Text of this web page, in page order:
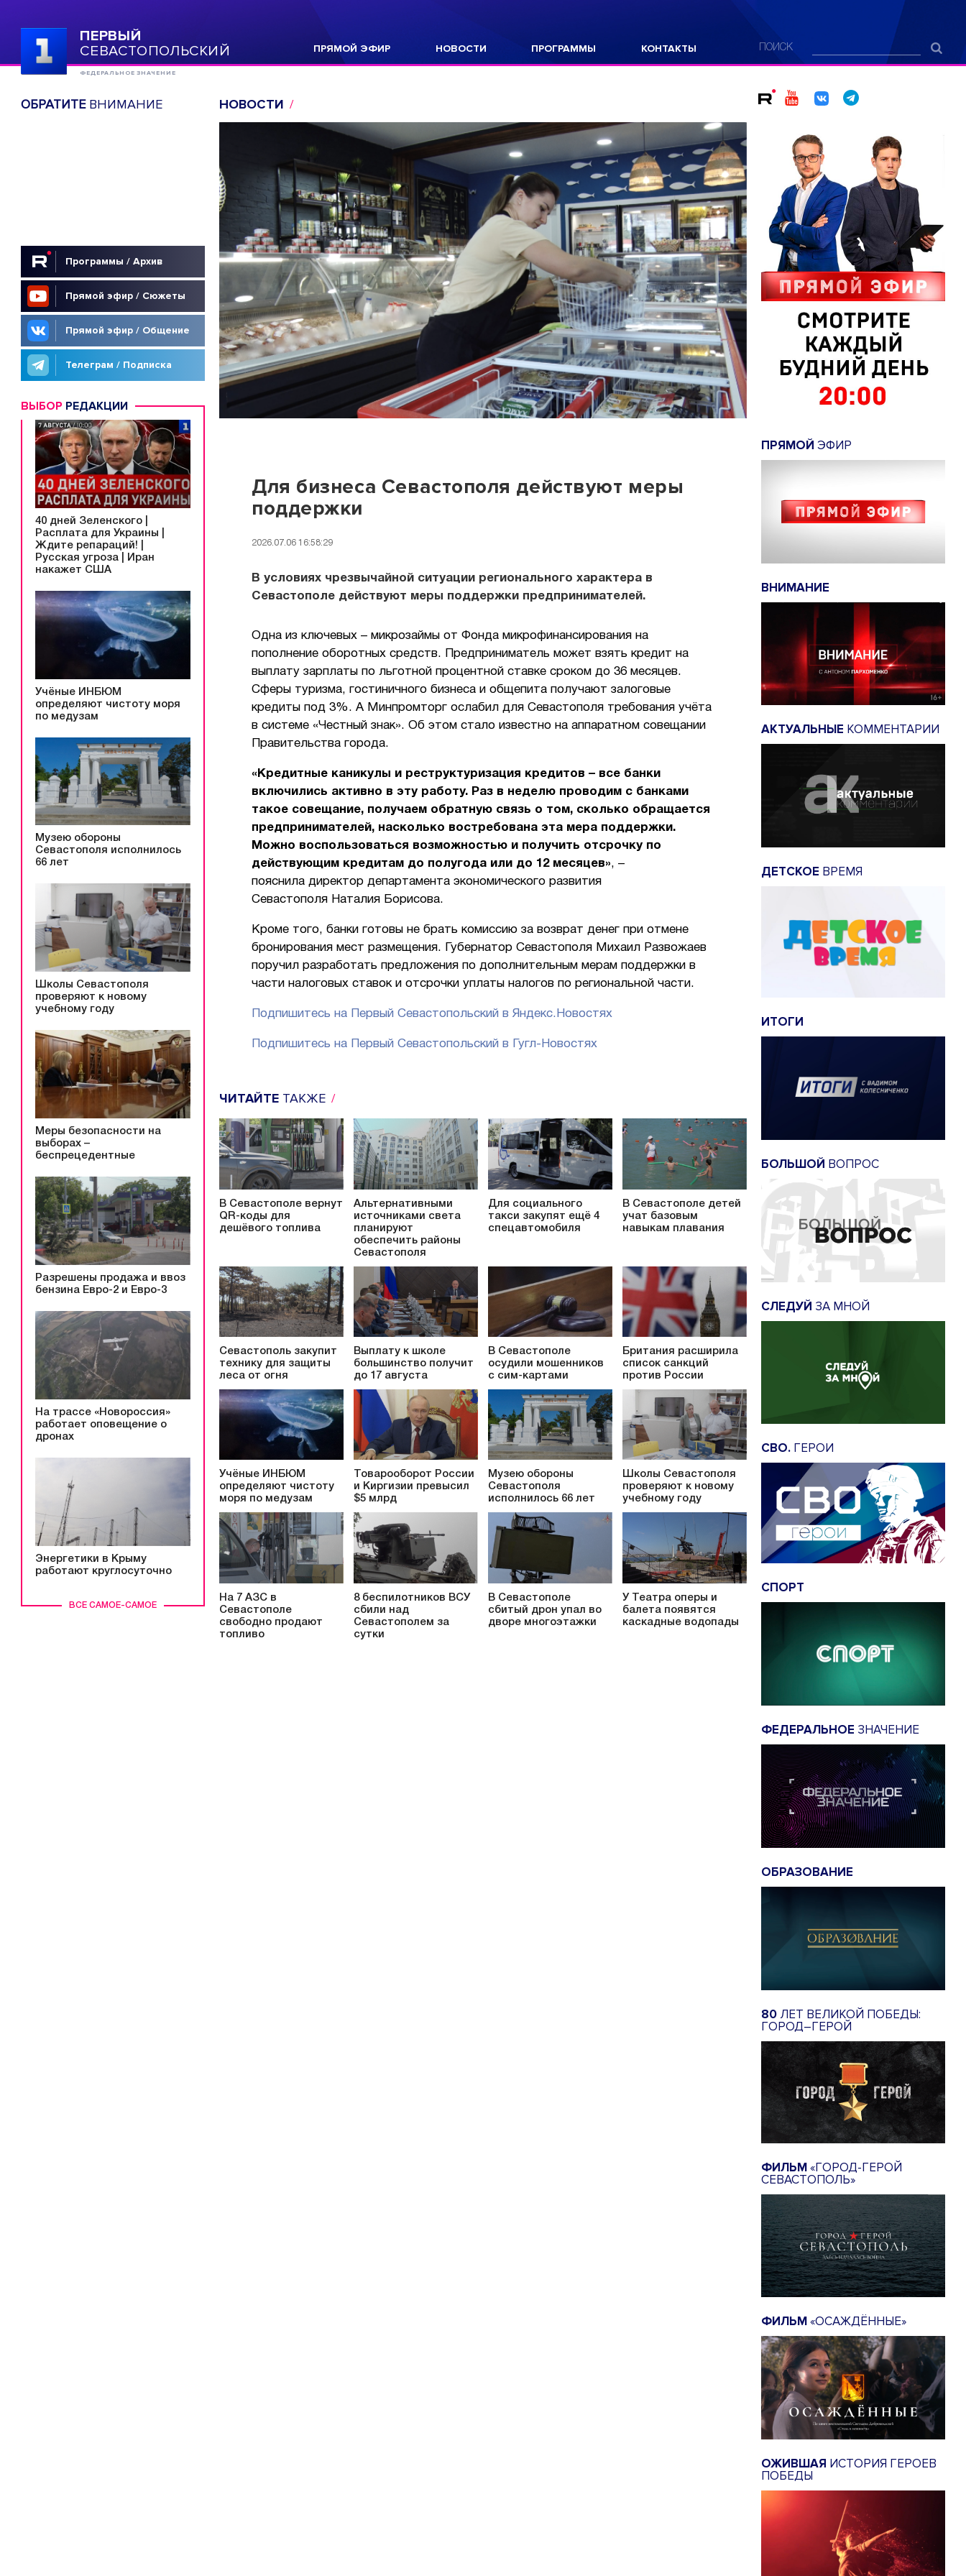
ПЕРВЫЙ
СЕВАСТОПОЛЬСКИЙ
ФЕДЕРАЛЬНОЕ ЗНАЧЕНИЕ
ПРЯМОЙ ЭФИР НОВОСТИ ПРОГРАММЫ КОНТАКТЫ ПОИСК
ОБРАТИТЕВНИМАНИЕ
Программы / Архив
Прямой эфир / Сюжеты
Прямой эфир / Общение
Телеграм / Подписка
ВЫБОР РЕДАКЦИИ
ВСЕ САМОЕ-САМОЕ
40 дней Зеленского |
Расплата для Украины |
Ждите репараций! |
Русская угроза | Иран
накажет США
Учёные ИНБЮМ
определяют чистоту моря
по медузам
Музею обороны
Севастополя исполнилось
66 лет
Школы Севастополя
проверяют к новому
учебному году
Меры безопасности на
выборах –
беспрецедентные
Разрешены продажа и ввоз
бензина Евро-2 и Евро-3
На трассе «Новороссия»
работает оповещение о
дронах
Энергетики в Крыму
работают круглосуточно
НОВОСТИ
Для бизнеса Севастополя действуют меры
поддержки
2026.07.06 16:58:29
В условиях чрезвычайной ситуации регионального характера в
Севастополе действуют меры поддержки предпринимателей.
Одна из ключевых – микрозаймы от Фонда микрофинансирования на
пополнение оборотных средств. Предприниматель может взять кредит на
выплату зарплаты по льготной процентной ставке сроком до 36 месяцев.
Сферы туризма, гостиничного бизнеса и общепита получают залоговые
кредиты под 3%. А Минпромторг ослабил для Севастополя требования учёта
в системе «Честный знак». Об этом стало известно на аппаратном совещании
Правительства города.
«Кредитные каникулы и реструктуризация кредитов – все банки
включились активно в эту работу. Раз в неделю проводим с банками
такое совещание, получаем обратную связь о том, сколько обращается
предпринимателей, насколько востребована эта мера поддержки.
Можно воспользоваться возможностью и получить отсрочку по
действующим кредитам до полугода или до 12 месяцев», –
пояснила директор департамента экономического развития
Севастополя Наталия Борисова.
Кроме того, банки готовы не брать комиссию за возврат денег при отмене
бронирования мест размещения. Губернатор Севастополя Михаил Развожаев
поручил разработать предложения по дополнительным мерам поддержки в
части налоговых ставок и отсрочки уплаты налогов по региональной части.
Подпишитесь на Первый Севастопольский в Яндекс.Новостях
Подпишитесь на Первый Севастопольский в Гугл-Новостях
ЧИТАЙТЕ ТАКЖЕ
В Севастополе вернут
QR-коды для
дешёвого топлива
Альтернативными
источниками света
планируют
обеспечить районы
Севастополя
Для социального
такси закупят ещё 4
спецавтомобиля
В Севастополе детей
учат базовым
навыкам плавания
Севастополь закупит
технику для защиты
леса от огня
Выплату к школе
большинство получит
до 17 августа
В Севастополе
осудили мошенников
с сим-картами
Британия расширила
список санкций
против России
Учёные ИНБЮМ
определяют чистоту
моря по медузам
Товарооборот России
и Киргизии превысил
$5 млрд
Музею обороны
Севастополя
исполнилось 66 лет
Школы Севастополя
проверяют к новому
учебному году
На 7 АЗС в
Севастополе
свободно продают
топливо
8 беспилотников ВСУ
сбили над
Севастополем за
сутки
В Севастополе
сбитый дрон упал во
дворе многоэтажки
У Театра оперы и
балета появятся
каскадные водопады
ПРЯМОЙ ЭФИР
ВНИМАНИЕ
АКТУАЛЬНЫЕ КОММЕНТАРИИ
ДЕТСКОЕ ВРЕМЯ
ИТОГИ
БОЛЬШОЙ ВОПРОС
СЛЕДУЙ ЗА МНОЙ
СВО. ГЕРОИ
СПОРТ
ФЕДЕРАЛЬНОЕ ЗНАЧЕНИЕ
ОБРАЗОВАНИЕ
80 ЛЕТ ВЕЛИКОЙ ПОБЕДЫ:
ГОРОД–ГЕРОЙ
ФИЛЬМ«ГОРОД-ГЕРОЙ
СЕВАСТОПОЛЬ»
ФИЛЬМ«ОСАЖДЁННЫЕ»
ОЖИВШАЯ ИСТОРИЯ ГЕРОЕВ
ПОБЕДЫ